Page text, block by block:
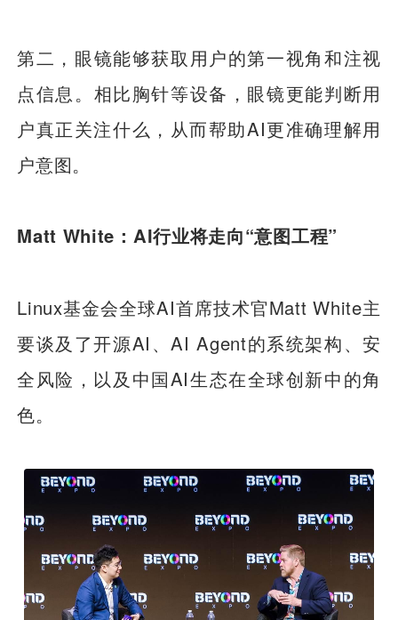
第二，眼镜能够获取用户的第一视角和注视
点信息。相比胸针等设备，眼镜更能判断用
户真正关注什么，从而帮助AI更准确理解用
户意图。
Matt White：AI行业将走向“意图工程”
Linux基金会全球AI首席技术官Matt White主
要谈及了开源AI、AI Agent的系统架构、安
全风险，以及中国AI生态在全球创新中的角
色。